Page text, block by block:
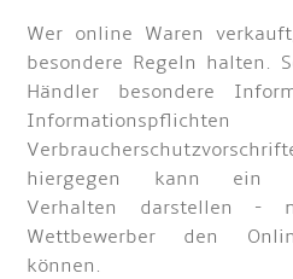
Wer online Waren
besondere Regeln halten.
Händler besondere
hiergegen kann ein
Verhalten darstellen -
Wettbewerber den
können.